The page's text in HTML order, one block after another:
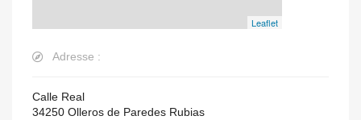
Leaflet
Adresse :
Calle Real
34250 Olleros de Paredes Rubias